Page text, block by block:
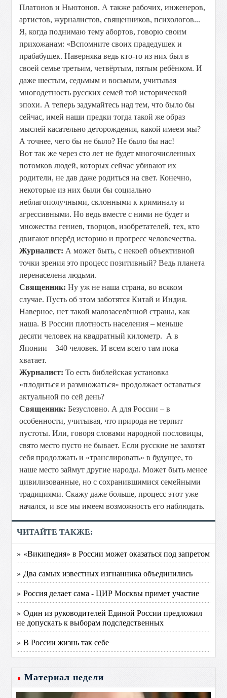
Платонов и Ньютонов. А также рабочих, инженеров,
артистов, журналистов, священников, психологов...
Я, когда поднимаю тему абортов, говорю своим
прихожанам: «Вспомните своих прадедушек и
прабабушек. Наверняка ведь кто-то из них был в
своей семье третьим, четвёртым, пятым ребёнком. И
даже шестым, седьмым и восьмым, учитывая
многодетность русских семей той исторической
эпохи. А теперь задумайтесь над тем, что было бы
сейчас, имей наши предки тогда такой же образ
мыслей касательно деторождения, какой имеем мы?
А точнее, чего бы не было? Не было бы нас!
Вот так же через сто лет не будет многочисленных
потомков людей, которых сейчас убивают их
родители, не дав даже родиться на свет. Конечно,
некоторые из них были бы социально
неблагополучными, склонными к криминалу и
агрессивными. Но ведь вместе с ними не будет и
множества гениев, творцов, изобретателей, тех, кто
двигают вперёд историю и прогресс человечества.
Журналист: А может быть, с некоей объективной
точки зрения это процесс позитивный? Ведь планета
перенаселена людьми.
Священник: Ну уж не наша страна, во всяком
случае. Пусть об этом заботятся Китай и Индия.
Наверное, нет такой малозаселённой страны, как
наша. В России плотность населения – меньше
десяти человек на квадратный километр. А в
Японии – 340 человек. И всем всего там пока
хватает.
Журналист: То есть библейская установка
«плодиться и размножаться» продолжает оставаться
актуальной по сей день?
Священник: Безусловно. А для России – в
особенности, учитывая, что природа не терпит
пустоты. Или, говоря словами народной пословицы,
свято место пусто не бывает. Если русские не захотят
себя продолжать и «транслировать» в будущее, то
наше место займут другие народы. Может быть менее
цивилизованные, но с сохранившимися семейными
традициями. Скажу даже больше, процесс этот уже
начался, и все мы имеем возможность его наблюдать.
ЧИТАЙТЕ ТАКЖЕ:
» «Википедия» в России может оказаться под запретом
» Два самых известных изгнанника объединились
» Россия делает сама - ЦИР Москвы примет участие
» Один из руководителей Единой России предложил
не допускать к выборам подследственных
» В России жизнь так себе
Материал недели